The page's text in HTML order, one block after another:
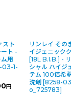
スト
ト -
用
03-1-
円
リンレイ その
イジェニック
[18L B.I.B.] -
シャル ハイジ
テム 100倍希
洗剤 [8258-
o_725783]